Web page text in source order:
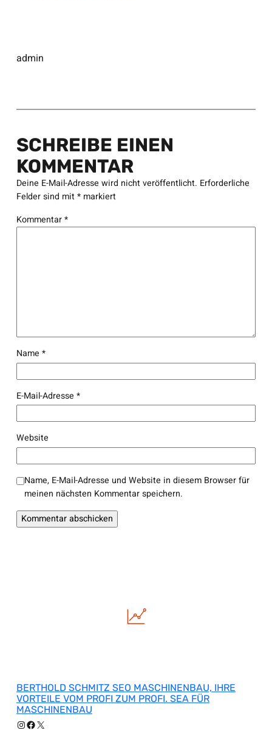
admin
SCHREIBE EINEN
KOMMENTAR
Deine E-Mail-Adresse wird nicht veröffentlicht. Erforderliche
Felder sind mit*markiert
Kommentar*
Name *
E-Mail-Adresse *
Website
Name, E-Mail-Adresse und Website in diesem Browser für
meinen nächsten Kommentar speichern.
BERTHOLD SCHMITZ SEO MASCHINENBAU, IHRE
VORTEILE VOM PROFI ZUM PROFI. SEA FÜR
MASCHINENBAU
Instagram
Facebook
X